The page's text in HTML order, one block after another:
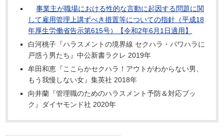
事業主が職場における性的な言動に起因する問題に関
して雇用管理上講ずべき措置等についての指針（平成18
年厚生労働省告示第615号）【令和2年6月1日適用】
白河桃子『ハラスメントの境界線 セクハラ・パワハラに
戸惑う男たち』中公新書ラクレ 2019年
牟田和恵『ここらかセクハラ！アウトがわからない男、
もう我慢しない女』集英社 2018年
向井蘭『管理職のためのハラスメント予防＆対応ブッ
ク』ダイヤモンド社 2020年